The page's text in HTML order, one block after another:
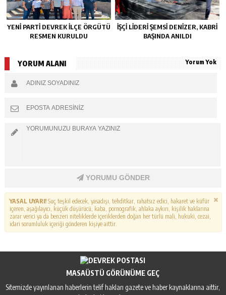
YENİ PARTİ DEVREK İLÇE ÖRGÜTÜ
RESMEN KURULDU
İŞÇİ LİDERİ ŞEMSİ DENİZER, KABRİ
BAŞINDA ANILDI
YORUM ALANI Yorum Yok
YORUMU GÖNDER
YASAL UYARI!Suç teşkil edecek, yasadışı, tehditkar, rahatsız edici, hakaret ve küfür
içeren, aşağılayıcı, küçük düşürücü, kaba, pornografik, ahlaka aykırı, kişilik haklarına
zarar verici ya da benzeri niteliklerde içeriklerden doğan her türlü mali, hukuki, cezai,
idari sorumluluk içeriği gönderen kişiye aittir.
MASAÜSTÜ GÖRÜNÜME GEÇ
Sitemizde yayınlanan haberlerin telif hakları gazete ve haber kaynaklarına aittir,